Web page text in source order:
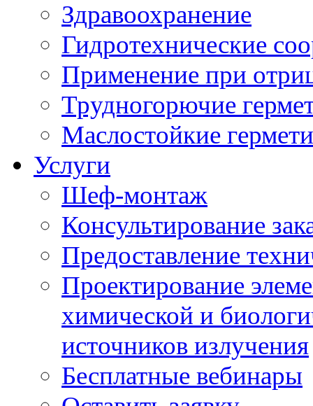
Здравоохранение
Гидротехнические
Применение при
Трудногорючие
Маслостойкие
Услуги
Шеф-монтаж
Консультирование
Предоставление
Проектирование
химической и
источников излучения
Бесплатные вебинары